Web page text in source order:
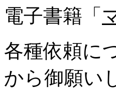
電子書籍「
各種依頼に
から御願い